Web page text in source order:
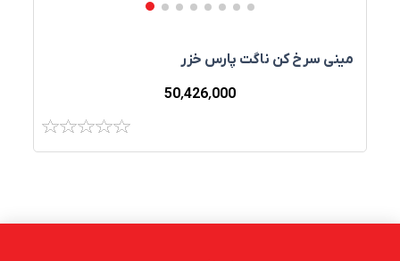
مينی سرخ‌ کن ناگت پارس خزر
50٬426٬000